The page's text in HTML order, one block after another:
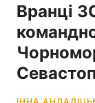
Вранці